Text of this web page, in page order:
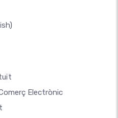
Electrònic